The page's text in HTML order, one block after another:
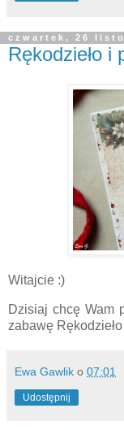
czwartek, 26
Rękodzieło i
Witajcie :)
Dzisiaj chcę Wam
zabawę
Ewa Gawlik o 07:01
Udostępnij